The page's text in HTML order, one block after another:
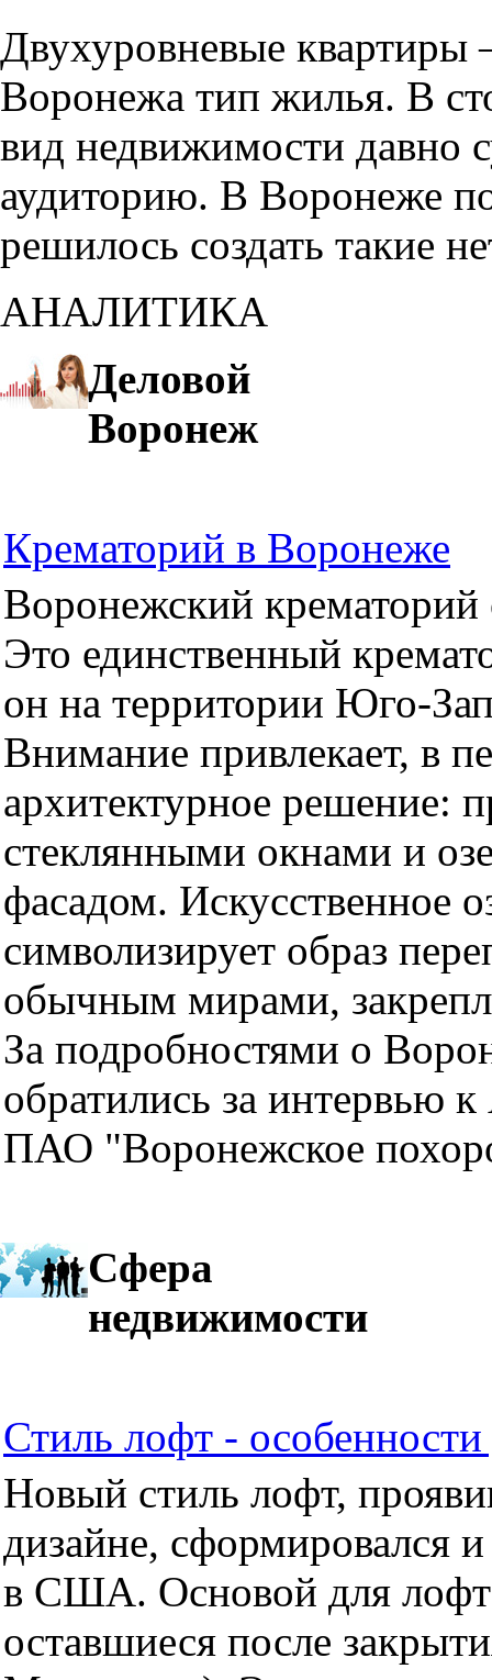
Двухуровневые квартиры
Воронежа тип жилья. В
вид недвижимости давно
аудиторию. В Воронеже
решилось создать такие
АНАЛИТИКА
Деловой
Воронеж
Крематорий в Воронеже
Воронежский крематорий
Это единственный
он на территории Юго-
Внимание привлекает, в
архитектурное решение:
стеклянными окнами и
фасадом. Искусственное
символизирует образ
обычным мирами,
За подробностями о
обратились за интервью
ПАО "Воронежское
Сфера
недвижимости
Стиль лофт -
Новый стиль лофт,
дизайне, сформировался
в США. Основой для
оставшиеся после